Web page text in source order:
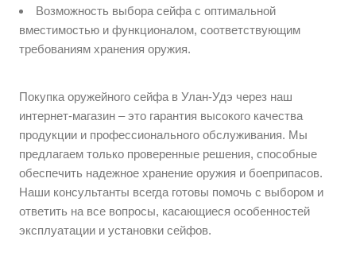
Возможность выбора сейфа с оптимальной
вместимостью и функционалом, соответствующим
требованиям хранения оружия.
Покупка оружейного сейфа в Улан-Удэ через наш
интернет-магазин – это гарантия высокого качества
продукции и профессионального обслуживания. Мы
предлагаем только проверенные решения, способные
обеспечить надежное хранение оружия и боеприпасов.
Наши консультанты всегда готовы помочь с выбором и
ответить на все вопросы, касающиеся особенностей
эксплуатации и установки сейфов.